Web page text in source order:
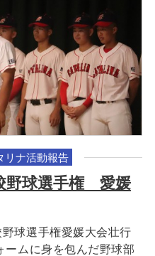
リナ活動報告
野球選手権 愛媛
球選手権愛媛大会壮行
ムに身を包んだ野球部